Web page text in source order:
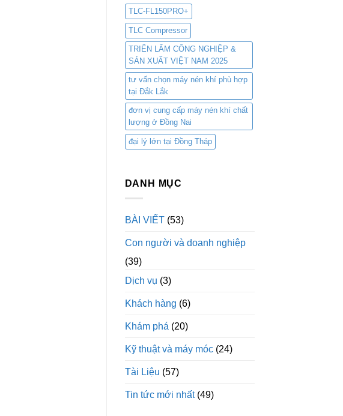
TLC-FL150PRO+
TLC Compressor
TRIỂN LÃM CÔNG NGHIỆP &
SẢN XUẤT VIỆT NAM 2025
tư vấn chọn máy nén khí phù hợp
tại Đắk Lắk
đơn vị cung cấp máy nén khí chất
lượng ở Đồng Nai
đại lý lớn tại Đồng Tháp
DANH MỤC
BÀI VIẾT(53)
Con người và doanh nghiệp
(39)
Dịch vụ (3)
Khách hàng (6)
Khám phá (20)
Kỹ thuật và máy móc(24)
Tài Liệu (57)
Tin tức mới nhất(49)